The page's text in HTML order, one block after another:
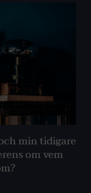
min tidigare
om vem